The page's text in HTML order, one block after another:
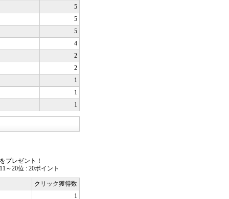
5
5
5
4
2
2
1
1
1
プレゼント！
20位 : 20ポイント
クリック獲得数
1